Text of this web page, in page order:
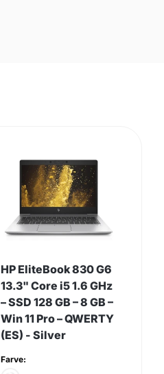
HP EliteBook 830 G6
13.3" Core i5 1.6 GHz
– SSD 128 GB – 8 GB –
Win 11 Pro – QWERTY
(ES) - Silver
Farve: